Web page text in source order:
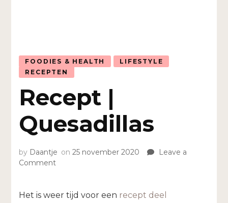
FOODIES & HEALTH
LIFESTYLE
RECEPTEN
Recept |
Quesadillas
by Daantje on25 november 2020
Leave a
Comment
Quesadillas
Het is weer tijd voor een recept deel